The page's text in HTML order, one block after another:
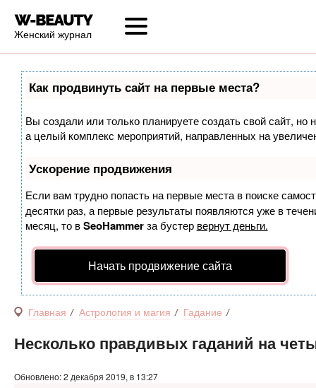
Женский журнал
Как продвинуть сайт на первые места?
Вы создали или только планируете создать свой сайт, но
а целый комплекс мероприятий, направленных на
Ускорение продвижения
Если вам трудно попасть на первые места в поиске
десятки раз, а первые результаты появляются уже в
месяц, то вSeoHammerза бустер вернут деньги.
Начать продвижение сайта
Главная Астрология и магия Гадание
Несколько правдивых гаданий на
Обновлено: 2 декабря 2019, в 13:27